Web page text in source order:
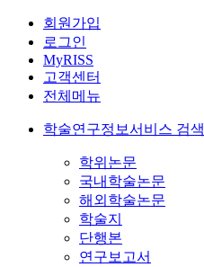
회원가입
로그인
MyRISS
고객센터
전체메뉴
학술연구정보서비스 검색
학위논문
국내학술논문
해외학술논문
학술지
단행본
연구보고서